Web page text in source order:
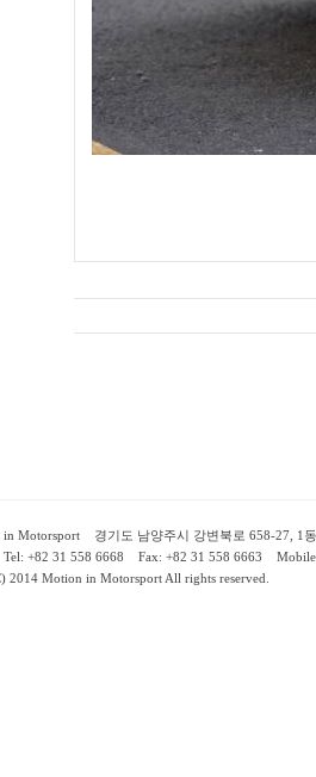
Motorsport 경기도 남양주시 강변북로 658-27, 1동
+82 31 558 6668 Fax: +82 31 558 6663
2014 Motion in Motorsport All rights reserved.